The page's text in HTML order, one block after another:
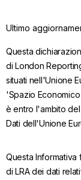
Ultimo
Questa
di London
situati nell'Unione
'Spazio
è entro l'ambito
Dati dell'Unione
Questa
di LRA dei dati